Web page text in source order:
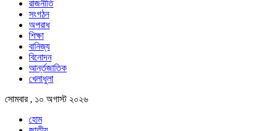
রাজনীতি
সংগঠন
অপরাধ
শিক্ষা
বানিজ্য
বিনোদন
আর্ন্তজাতিক
খেলাধুলা
সোমবার , ১০ অগাস্ট ২০২৬
হোম